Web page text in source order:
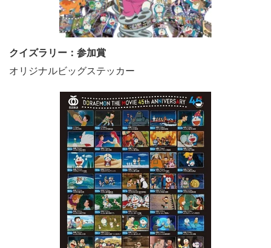
クイズラリー：参加賞
オリジナルビッグステッカー